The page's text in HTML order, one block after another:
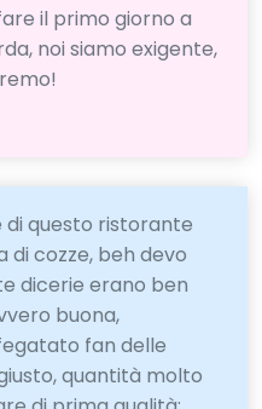
il primo giorno a
noi siamo exigente,
di questo ristorante
di cozze, beh devo
dicerie erano ben
buona,
fan delle
quantità molto